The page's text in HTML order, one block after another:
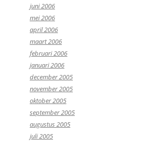
juni 2006
mei 2006
april 2006
maart 2006
februari 2006
januari 2006
december 2005
november 2005
oktober 2005
september 2005
augustus 2005
juli 2005